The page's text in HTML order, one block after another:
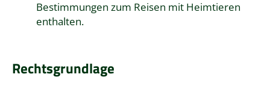
Bestimmungen zum Reisen mit Heimtieren
enthalten.
Rechtsgrundlage